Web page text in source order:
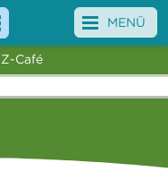
MENÜ
Café